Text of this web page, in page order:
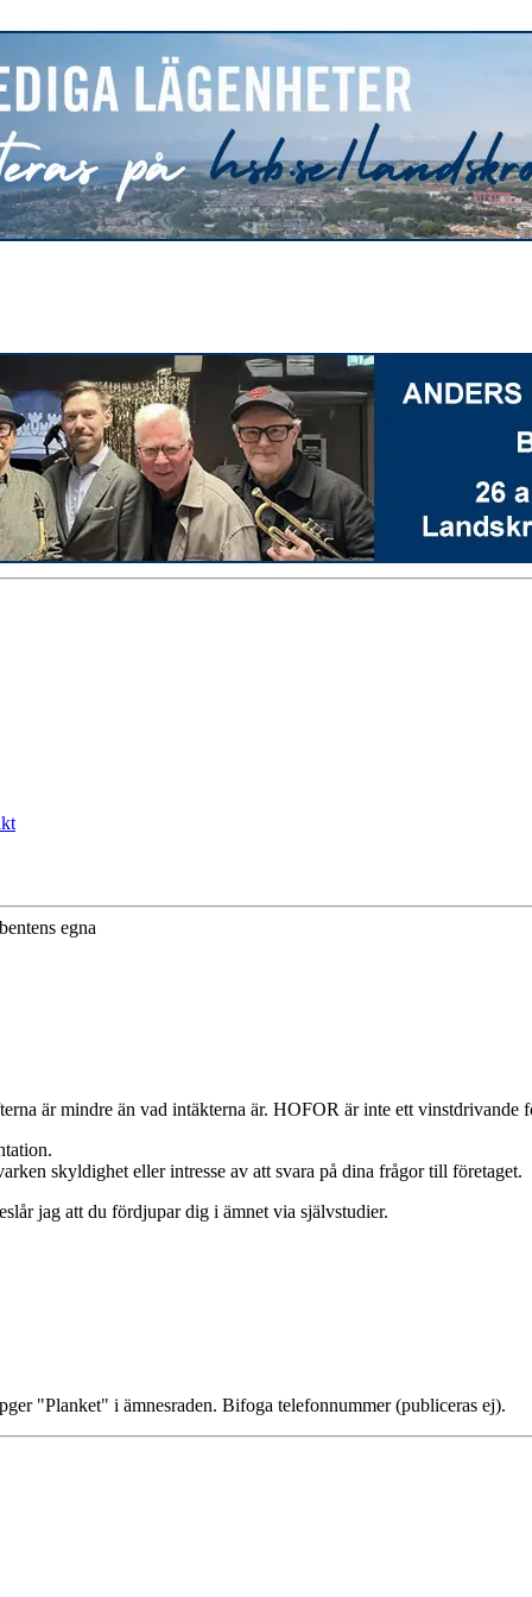
egna
är mindre än vad intäkterna är. HOFOR är inte ett vinstdrivande
skyldighet eller intresse av att svara på dina frågor till företaget.
jag att du fördjupar dig i ämnet via självstudier.
"Planket" i ämnesraden. Bifoga telefonnummer (publiceras ej).